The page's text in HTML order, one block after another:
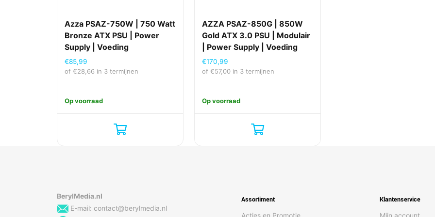
Azza PSAZ-750W | 750 Watt
Bronze ATX PSU | Power
Supply | Voeding
€85,99
of €28,66 in 3 termijnen
Op voorraad
AZZA PSAZ-850G | 850W
Gold ATX 3.0 PSU | Modulair
| Power Supply | Voeding
€170,99
of€57,00 in 3 termijnen
Op voorraad
BerylMedia.nl
E-mail: contact@berylmedia.nl
Assortiment
Acties en Promotie
Klantenservice
Mijn account